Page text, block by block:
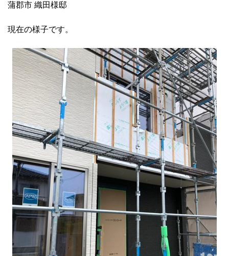
蒲郡市 織田様邸
現在の様子です。